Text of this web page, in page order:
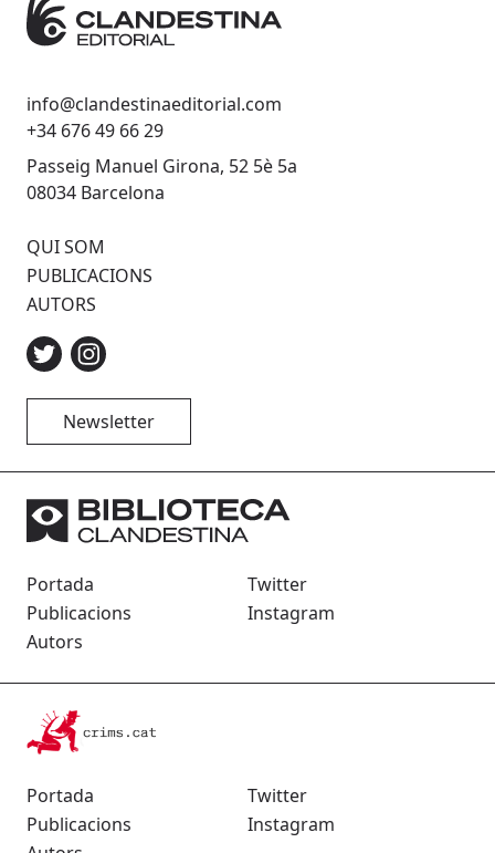
info@clandestinaeditorial.com
+34 676 49 66 29
Passeig Manuel Girona, 52 5è 5a
08034 Barcelona
QUI SOM
PUBLICACIONS
AUTORS
Newsletter
Portada
Publicacions
Autors
Twitter
Instagram
Portada
Publicacions
Twitter
Instagram